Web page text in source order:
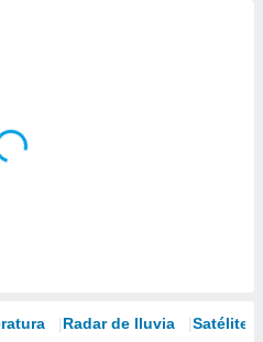
Radar de lluvia Satélites